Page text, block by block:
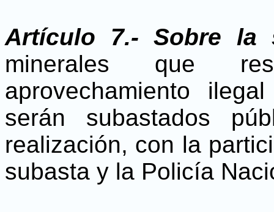
Artículo 7.- Sobre la
minerales que
aprovechamiento
serán subastados
realización, con la
subasta y la Policía